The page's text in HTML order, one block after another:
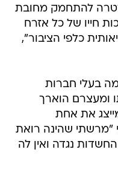
להתחמק מחובת
חייו של כל אזרח
כלפי הציבור",
בעלי חברות
ומעצרם הוארך
את אחת
"מרשתי שהינה רואת
נגדה ואין לה